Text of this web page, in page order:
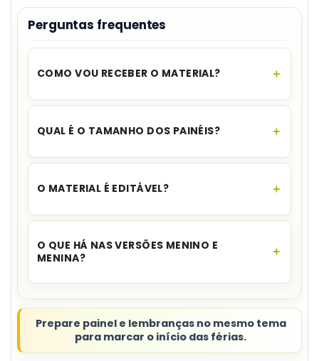
Perguntas frequentes
COMO VOU RECEBER O MATERIAL?
O acesso é instantâneo.Assim que o
para download no seu e-mail e no WhatsApp,
QUAL É O TAMANHO DOS PAINÉIS?
O pequeno mede aproximadamente84,3 cm por
O MATERIAL É EDITÁVEL?
Não. O cadastro informa que osmodelos não
O QUE HÁ NAS VERSÕES MENINO E
MENINA?
versões.
Prepare painel e lembranças no mesmo tema
para marcar o início das férias.